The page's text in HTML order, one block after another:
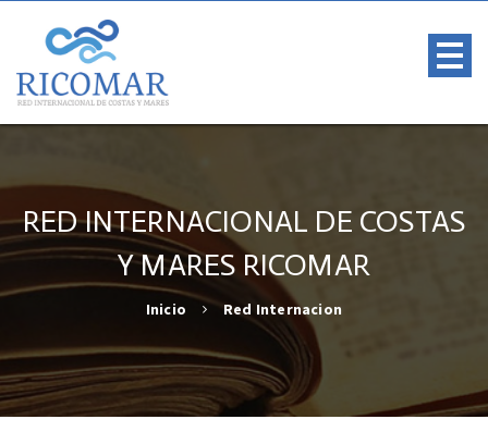
RED INTERNACIONAL DE COSTAS
Y MARES RICOMAR
Inicio Red Internacion